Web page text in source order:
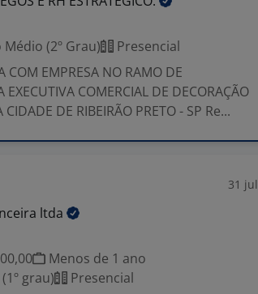
Médio (2º Grau)
Presencial
COM EMPRESA NO RAMO DE
EXECUTIVA COMERCIAL DE DECORAÇÃO
DE RIBEIRÃO PRETO - SP Re...
31 jul
ltda
Menos de 1 ano
grau)
Presencial